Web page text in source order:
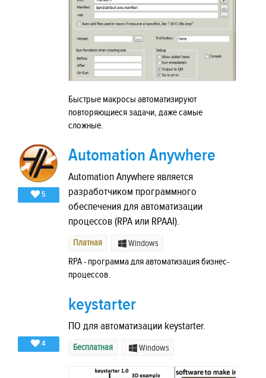
Быстрые макросы автоматизируют
повторяющиеся задачи, даже самые
сложные.
5
Automation Anywhere
Automation Anywhere является
разработчиком программного
обеспечения для автоматизации
процессов (RPA или RPAAI).
Платная Windows
RPA - программа для автоматизация бизнес-
процессов.
4
keystarter
ПО для автоматизации keystarter.
Бесплатная Windows